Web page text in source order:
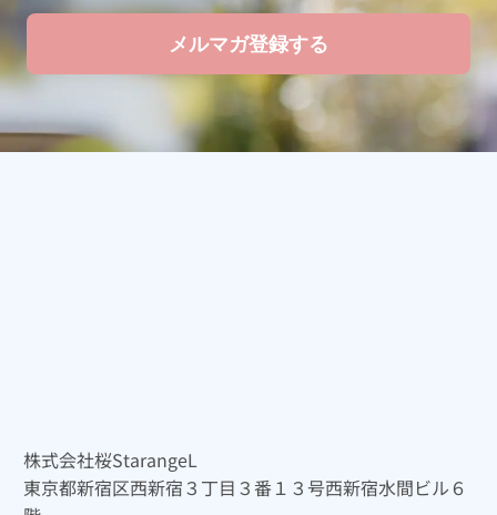
株式会社桜StarangeL
東京都新宿区西新宿３丁目３番１３号西新宿水間ビル６